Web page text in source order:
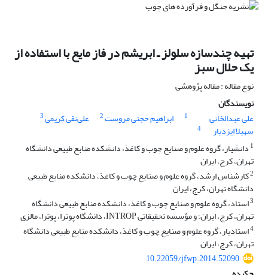
تهیه چندسازه سلولز ـ ابریشم در فاز مایع با استفاده از
یک حلال سبز
نوع مقاله : مقاله پژوهشی
نویسندگان
علی عبدالخانی
1 ابراهیم حجتی مروست2 علی‌نقی کریمی3
سهیلا ایزدیار
4
1 دانشیار، گروه علوم و صنایع چوب و کاغذ، دانشکده منابع طبیعی دانشگاه
تهران، کرج، ایران
2کارشناس ارشد، گروه علوم و صنایع چوب و کاغذ، دانشکده منابع طبیعی
دانشگاه تهران، کرج، ایران
3استاد، گروه علوم و صنایع چوب و کاغذ، دانشکده منابع طبیعی دانشگاه
تهران، کرج، ایران؛ و مؤسسه تحقیقاتی INTROP، دانشگاه پوترا، پوترا، مالزی
4استادیار، گروه علوم و صنایع چوب و کاغذ، دانشکده منابع طبیعی دانشگاه
تهران، کرج، ایران
10.22059/jfwp.2014.52090